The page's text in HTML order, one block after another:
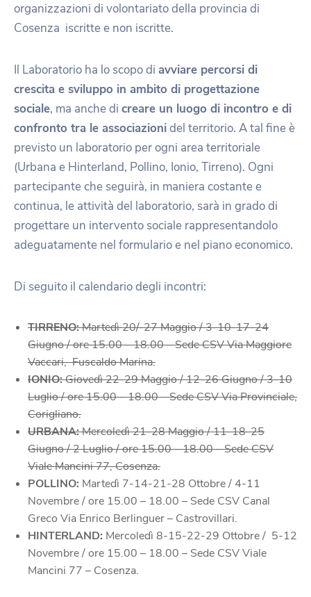
organizzazioni di volontariato della provincia di
Cosenza iscritte e non iscritte.
Il Laboratorio ha lo scopo di avviare percorsi di
crescita e sviluppo in ambito di progettazione
sociale, ma anche di creare un luogo di incontro e di
confronto tra le associazionidel territorio. A tal fine è
previsto un laboratorio per ogni area territoriale
(Urbana e Hinterland, Pollino, Ionio, Tirreno). Ogni
partecipante che seguirà, in maniera costante e
continua, le attività del laboratorio, sarà in grado di
progettare un intervento sociale rappresentandolo
adeguatamente nel formulario e nel piano economico.
Di seguito il calendario degli incontri:
TIRRENO:Martedì 20/-27 Maggio / 3-10-17-24
Giugno / ore 15.00 – 18.00 – Sede CSV Via Maggiore
Vaccari, Fuscaldo Marina.
IONIO:Giovedì 22-29 Maggio / 12-26 Giugno / 3-10
Luglio / ore 15.00 – 18.00 – Sede CSV Via Provinciale,
Corigliano.
URBANA:Mercoledì 21-28 Maggio / 11-18-25
Giugno / 2 Luglio / ore 15.00 – 18.00 – Sede CSV
Viale Mancini 77, Cosenza.
POLLINO: Martedì 7-14-21-28 Ottobre / 4-11
Novembre / ore 15.00 – 18.00 – Sede CSV Canal
Greco Via Enrico Berlinguer – Castrovillari.
HINTERLAND: Mercoledì 8-15-22-29 Ottobre / 5-12
Novembre / ore 15.00 – 18.00 – Sede CSV Viale
Mancini 77 – Cosenza.